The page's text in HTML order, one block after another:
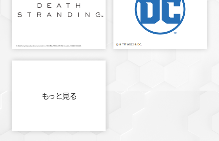
もっと見る